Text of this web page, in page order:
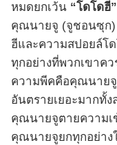
หมดยกเว้น “โดโดฮี”
คุณนายจู (จูชอนซุก)
ฮีและความสปอยล์โ
ทุกอย่างที่พวกเขาค
ความพีคคือคุณนายจู
อันตรายเยอะมากทั้
คุณนายจูตายความเ
คุณนายจูยกทุกอย่าง